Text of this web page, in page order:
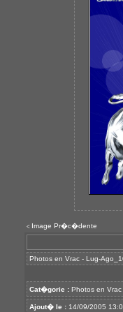
< Image Pr�c�dente
Photos en Vrac - Lug-
Cat�gorie : Photos en Vrac
Ajout� le : 14/09/2005